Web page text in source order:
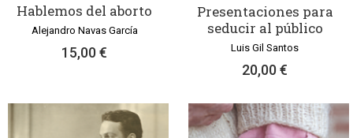
Hablemos del aborto
Alejandro Navas García
15,00 €
Presentaciones para
seducir al público
Luis Gil Santos
20,00 €